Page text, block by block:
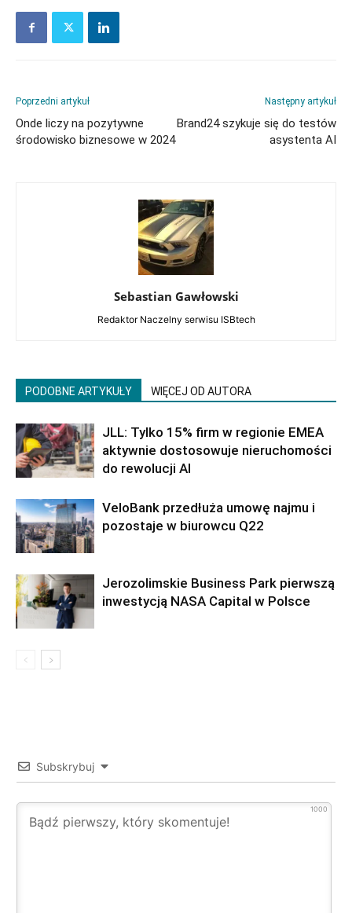
Poprzedni artykuł
Onde liczy na pozytywne
środowisko biznesowe w 2024
Następny artykuł
Brand24 szykuje się do testów
asystenta AI
Sebastian Gawłowski
Redaktor Naczelny serwisu ISBtech
PODOBNE ARTYKUŁY WIĘCEJ OD AUTORA
JLL: Tylko 15% firm w regionie EMEA
aktywnie dostosowuje nieruchomości
do rewolucji AI
VeloBank przedłuża umowę najmu i
pozostaje w biurowcu Q22
Jerozolimskie Business Park pierwszą
inwestycją NASA Capital w Polsce
Subskrybuj
1000